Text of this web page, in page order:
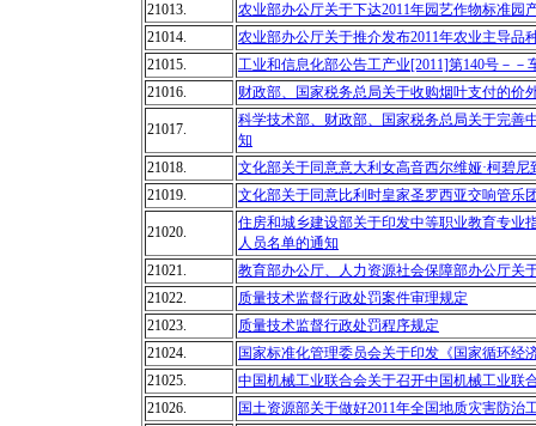
21013.
农业部办公厅关于下达2011年园艺作物标准园
21014.
农业部办公厅关于推介发布2011年农业主导品
21015.
工业和信息化部公告工产业[2011]第140号－－
21016.
财政部、国家税务总局关于收购烟叶支付的价
21017.
科学技术部、财政部、国家税务总局关于完善
知
21018.
文化部关于同意意大利女高音西尔维娅·柯碧
21019.
文化部关于同意比利时皇家圣罗西亚交响管乐
21020.
住房和城乡建设部关于印发中等职业教育专业
人员名单的通知
21021.
教育部办公厅、人力资源社会保障部办公厅关
21022.
质量技术监督行政处罚案件审理规定
21023.
质量技术监督行政处罚程序规定
21024.
国家标准化管理委员会关于印发《国家循环经
21025.
中国机械工业联合会关于召开中国机械工业联
21026.
国土资源部关于做好2011年全国地质灾害防治